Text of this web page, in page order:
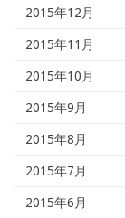
2015年12月
2015年11月
2015年10月
2015年9月
2015年8月
2015年7月
2015年6月